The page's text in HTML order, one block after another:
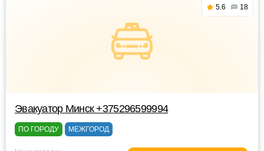
5.6 18
Эвакуатор Минск +375296599994
ПО ГОРОДУ МЕЖГОРОД